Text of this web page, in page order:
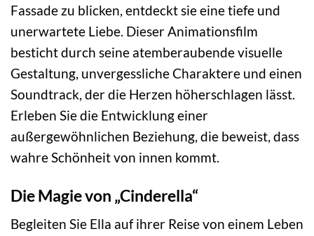
Fassade zu blicken, entdeckt sie eine tiefe und
unerwartete Liebe. Dieser Animationsfilm
besticht durch seine atemberaubende visuelle
Gestaltung, unvergessliche Charaktere und einen
Soundtrack, der die Herzen höherschlagen lässt.
Erleben Sie die Entwicklung einer
außergewöhnlichen Beziehung, die beweist, dass
wahre Schönheit von innen kommt.
Die Magie von „Cinderella“
Begleiten Sie Ella auf ihrer Reise von einem Leben